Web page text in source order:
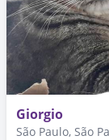
Giorgio
São Paulo, São